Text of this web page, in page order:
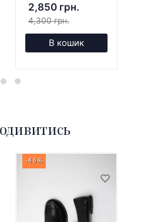
2,850 грн.
4,300 грн.
В кошик
-46%